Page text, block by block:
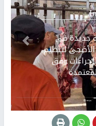
جديدة في
لتنظيم
وفق
التالي